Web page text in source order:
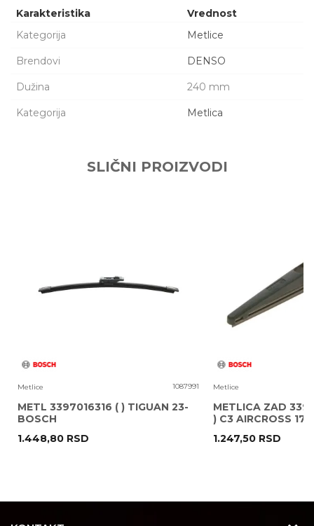
Karakteristika
Vrednost
Kategorija
Metlice
Brendovi DENSO
Dužina 240 mm
Kategorija Metlica
POŠALJI
SLIČNI PROIZVODI
Metlice 1087991
METL 3397016316 ( ) TIGUAN 23-
BOSCH
1.448,80 RSD
Metlice
METLICA ZAD
) C3 AIRCROSS 17-
1.247,50 RSD